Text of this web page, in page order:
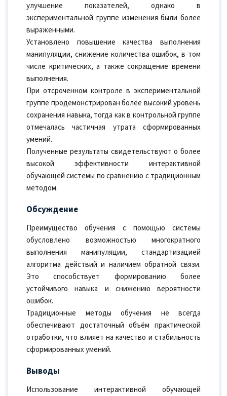
улучшение показателей, однако в
экспериментальной группе изменения были более
выраженными.
Установлено повышение качества выполнения
манипуляции, снижение количества ошибок, в том
числе критических, а также сокращение времени
выполнения.
При отсроченном контроле в экспериментальной
группе продемонстрирован более высокий уровень
сохранения навыка, тогда как в контрольной группе
отмечалась частичная утрата сформированных
умений.
Полученные результаты свидетельствуют о более
высокой эффективности интерактивной
обучающей системы по сравнению с традиционным
методом.
Обсуждение
Преимущество обучения с помощью системы
обусловлено возможностью многократного
выполнения манипуляции, стандартизацией
алгоритма действий и наличием обратной связи.
Это способствует формированию более
устойчивого навыка и снижению вероятности
ошибок.
Традиционные методы обучения не всегда
обеспечивают достаточный объём практической
отработки, что влияет на качество и стабильность
сформированных умений.
Выводы
Использование интерактивной обучающей